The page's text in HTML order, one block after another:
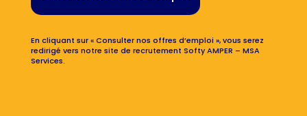
En cliquant sur « Consulter nos offres d’emploi », vous serez
redirigé vers notre site de recrutement Softy AMPER – MSA
Services.